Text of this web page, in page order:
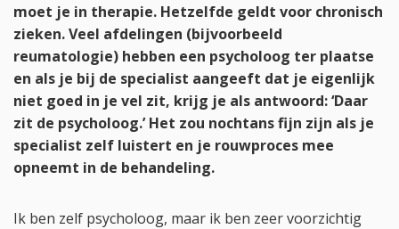
moet je in therapie. Hetzelfde geldt voor chronisch
zieken. Veel afdelingen (bijvoorbeeld
reumatologie) hebben een psycholoog ter plaatse
en als je bij de specialist aangeeft dat je eigenlijk
niet goed in je vel zit, krijg je als antwoord: ‘Daar
zit de psycholoog.’ Het zou nochtans fijn zijn als je
specialist zelf luistert en je rouwproces mee
opneemt in de behandeling.
Ik ben zelf psycholoog, maar ik ben zeer voorzichtig